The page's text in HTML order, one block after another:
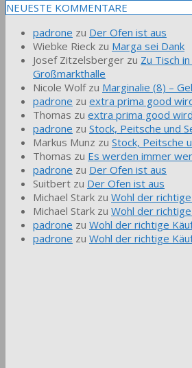
NEUESTE KOMMENTARE
padrone zu Der Ofen ist aus
Wiebke Rieck zu Marga sei Dank
Josef Zitzelsberger zu Zu Tisch
Großmarkthalle
Nicole Wolfzu Marginalie (8) –
padrone zu extra prima good
Thomas zu extra prima good
padrone zu Stock, Peitsche und
Markus Munz zu Stock, Peitsche
Thomas zu Es werden immer
padrone zu Der Ofen ist aus
Suitbert zu Der Ofen ist aus
Michael Stark zu Wohl der
Michael Stark zu Wohl der
padrone zu Wohl der richtige
padrone zu Wohl der richtige